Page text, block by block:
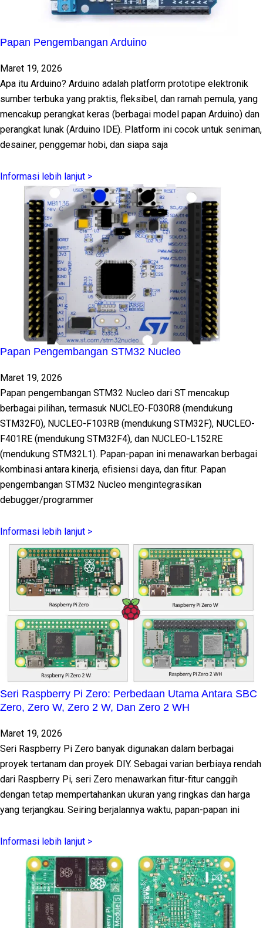
Papan Pengembangan Arduino
Maret 19, 2026
Apa itu Arduino? Arduino adalah platform prototipe elektronik
sumber terbuka yang praktis, fleksibel, dan ramah pemula, yang
mencakup perangkat keras (berbagai model papan Arduino) dan
perangkat lunak (Arduino IDE). Platform ini cocok untuk seniman,
desainer, penggemar hobi, dan siapa saja
Informasi lebih lanjut >
Papan Pengembangan STM32 Nucleo
Maret 19, 2026
Papan pengembangan STM32 Nucleo dari ST mencakup
berbagai pilihan, termasuk NUCLEO-F030R8 (mendukung
STM32F0), NUCLEO-F103RB (mendukung STM32F), NUCLEO-
F401RE (mendukung STM32F4), dan NUCLEO-L152RE
(mendukung STM32L1). Papan-papan ini menawarkan berbagai
kombinasi antara kinerja, efisiensi daya, dan fitur. Papan
pengembangan STM32 Nucleo mengintegrasikan
debugger/programmer
Informasi lebih lanjut >
Seri Raspberry Pi Zero: Perbedaan Utama Antara SBC
Zero, Zero W, Zero 2 W, Dan Zero 2 WH
Maret 19, 2026
Seri Raspberry Pi Zero banyak digunakan dalam berbagai
proyek tertanam dan proyek DIY. Sebagai varian berbiaya rendah
dari Raspberry Pi, seri Zero menawarkan fitur-fitur canggih
dengan tetap mempertahankan ukuran yang ringkas dan harga
yang terjangkau. Seiring berjalannya waktu, papan-papan ini
Informasi lebih lanjut >